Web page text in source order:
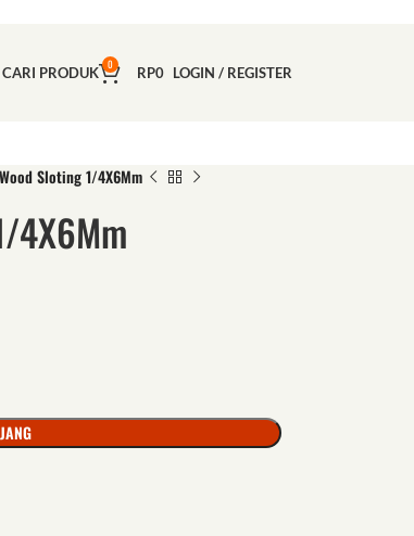
CARI PRODUK 0 RP0 LOGIN / REGISTER
Sloting 1/4X6Mm
4X6Mm